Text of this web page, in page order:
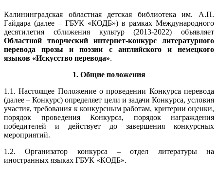
Калининградская областная детская библиотека им. А.П.
Гайдара (далее – ГБУК «КОДБ») в рамках Международного
десятилетия сближения культур (2013-2022) объявляет
Областной творческий интернет-конкурс литературного
перевода прозы и поэзии с английского и немецкого
языков «Искусство перевода».
1. Общие положения
1.1. Настоящее Положение о проведении Конкурса перевода
(далее – Конкурс) определяет цели и задачи Конкурса, условия
участия, требования к конкурсным работам, критерии оценки,
порядок проведения Конкурса, порядок награждения
победителей и действует до завершения конкурсных
мероприятий.
1.2. Организатор конкурса – отдел литературы на
иностранных языках ГБУК «КОДБ».